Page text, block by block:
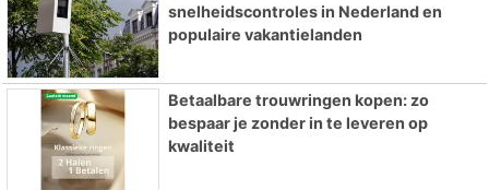
snelheidscontroles in Nederland en
populaire vakantielanden
Betaalbare trouwringen kopen: zo
bespaar je zonder in te leveren op
kwaliteit